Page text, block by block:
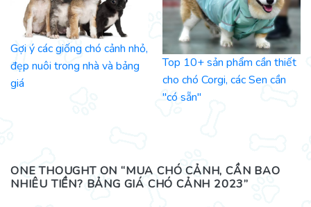
Gợi ý các giống chó cảnh nhỏ,
đẹp nuôi trong nhà và bảng
giá
Top 10+ sản phẩm cần thiết
cho chó Corgi, các Sen cần
"có sẵn"
ONE THOUGHT ON “MUA CHÓ CẢNH, CẦN BAO
NHIÊU TIỀN? BẢNG GIÁ CHÓ CẢNH 2023”